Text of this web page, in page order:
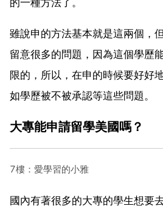
雖說申的方法基本就是這兩個，
留意很多的問題，因為這個學歷
限的，所以，在申的時候要好好
如學歷被不被承認等這些問題。
大專能申請留學美國嗎？
7樓：愛學習的小雅
國內有著很多的大專的學生想要